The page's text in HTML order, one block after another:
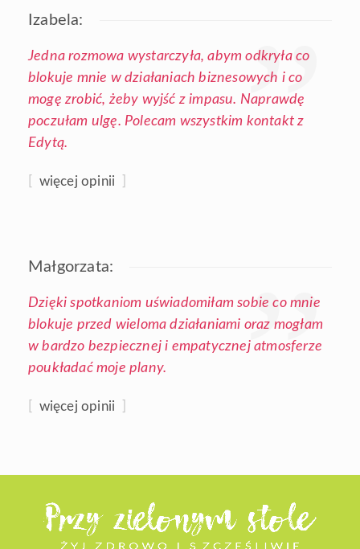
Izabela:
Jedna rozmowa wystarczyła, abym odkryła co
blokuje mnie w działaniach biznesowych i co
mogę zrobić, żeby wyjść z impasu. Naprawdę
poczułam ulgę. Polecam wszystkim kontakt z
Edytą.
więcej opinii
Małgorzata:
Dzięki spotkaniom uświadomiłam sobie co mnie
blokuje przed wieloma działaniami oraz mogłam
w bardzo bezpiecznej i empatycznej atmosferze
poukładać moje plany.
więcej opinii